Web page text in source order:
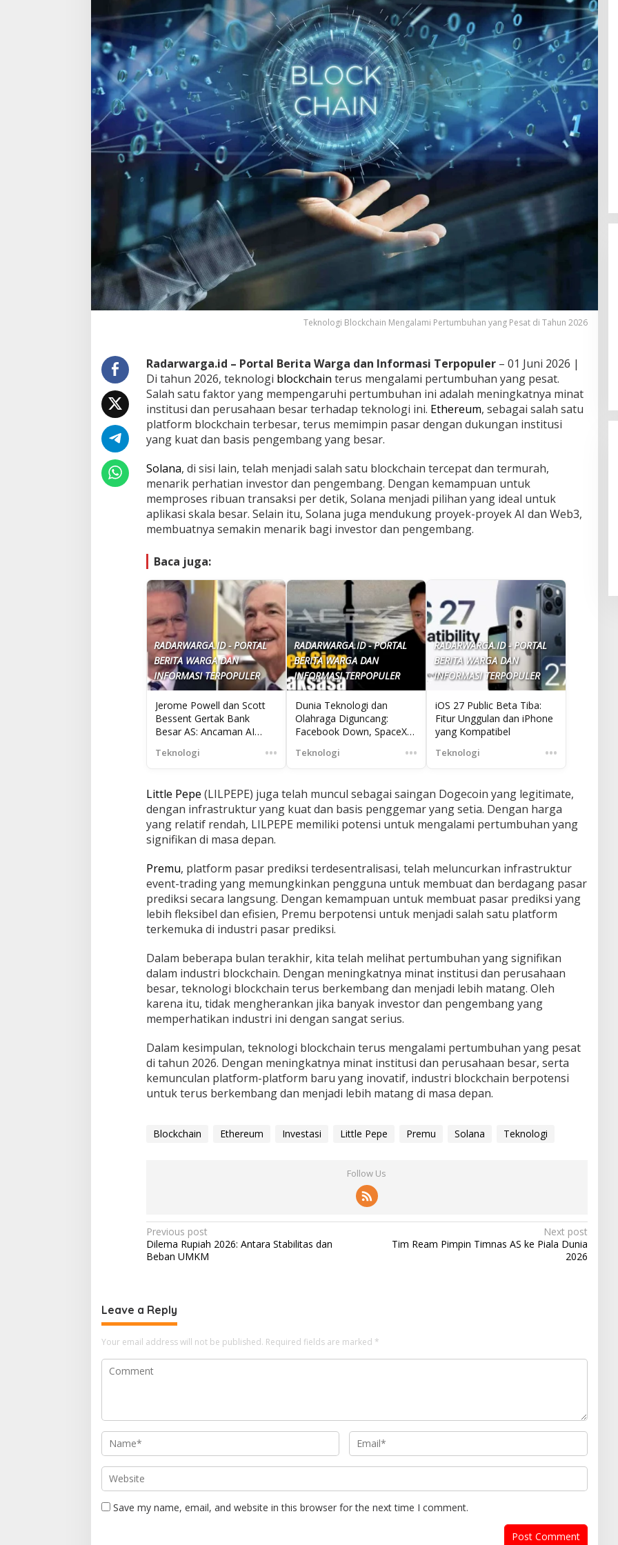
Teknologi Blockchain Mengalami Pertumbuhan yang Pesat di Tahun 2026
Radarwarga.id – Portal Berita Warga dan Informasi Terpopuler– 01 Juni 2026 |
Di tahun 2026, teknologi blockchain terus mengalami pertumbuhan yang pesat.
Salah satu faktor yang mempengaruhi pertumbuhan ini adalah meningkatnya minat
institusi dan perusahaan besar terhadap teknologi ini. Ethereum, sebagai salah satu
platform blockchain terbesar, terus memimpin pasar dengan dukungan institusi
yang kuat dan basis pengembang yang besar.
Solana, di sisi lain, telah menjadi salah satu blockchain tercepat dan termurah,
menarik perhatian investor dan pengembang. Dengan kemampuan untuk
memproses ribuan transaksi per detik, Solana menjadi pilihan yang ideal untuk
aplikasi skala besar. Selain itu, Solana juga mendukung proyek-proyek AI dan Web3,
membuatnya semakin menarik bagi investor dan pengembang.
Baca juga:
RADARWARGA.ID - PORTAL
BERITA WARGA DAN
INFORMASI TERPOPULER
Jerome Powell dan Scott
Bessent Gertak Bank
Besar AS: Ancaman AI
Keamanan Siber Nasional
Teknologi •••
RADARWARGA.ID - PORTAL
BERITA WARGA DAN
INFORMASI TERPOPULER
Dunia Teknologi dan
Olahraga Diguncang:
Facebook Down, SpaceX
Pasukan NATO
Teknologi •••
RADARWARGA.ID - PORTAL
BERITA WARGA DAN
INFORMASI TERPOPULER
iOS 27 Public Beta Tiba:
Fitur Unggulan dan iPhone
yang Kompatibel
Teknologi •••
Little Pepe (LILPEPE) juga telah muncul sebagai saingan Dogecoin yang legitimate,
dengan infrastruktur yang kuat dan basis penggemar yang setia. Dengan harga
yang relatif rendah, LILPEPE memiliki potensi untuk mengalami pertumbuhan yang
signifikan di masa depan.
Premu, platform pasar prediksi terdesentralisasi, telah meluncurkan infrastruktur
event-trading yang memungkinkan pengguna untuk membuat dan berdagang pasar
prediksi secara langsung. Dengan kemampuan untuk membuat pasar prediksi yang
lebih fleksibel dan efisien, Premu berpotensi untuk menjadi salah satu platform
terkemuka di industri pasar prediksi.
Dalam beberapa bulan terakhir, kita telah melihat pertumbuhan yang signifikan
dalam industri blockchain. Dengan meningkatnya minat institusi dan perusahaan
besar, teknologi blockchain terus berkembang dan menjadi lebih matang. Oleh
karena itu, tidak mengherankan jika banyak investor dan pengembang yang
memperhatikan industri ini dengan sangat serius.
Dalam kesimpulan, teknologi blockchain terus mengalami pertumbuhan yang pesat
di tahun 2026. Dengan meningkatnya minat institusi dan perusahaan besar, serta
kemunculan platform-platform baru yang inovatif, industri blockchain berpotensi
untuk terus berkembang dan menjadi lebih matang di masa depan.
Blockchain Ethereum Investasi Little Pepe Premu Solana Teknologi
Follow Us
P
o
n
a
v
i
t
o
n
Previous post
Dilema Rupiah 2026: Antara Stabilitas dan
Beban UMKM
Next post
Tim Ream Pimpin Timnas AS ke Piala Dunia
2026
Leave a Reply
Your email address will not be published. Required fields are marked *
Save my name, email, and website in this browser for the next time I comment.
Harga Emas Antam Turun Rp 29